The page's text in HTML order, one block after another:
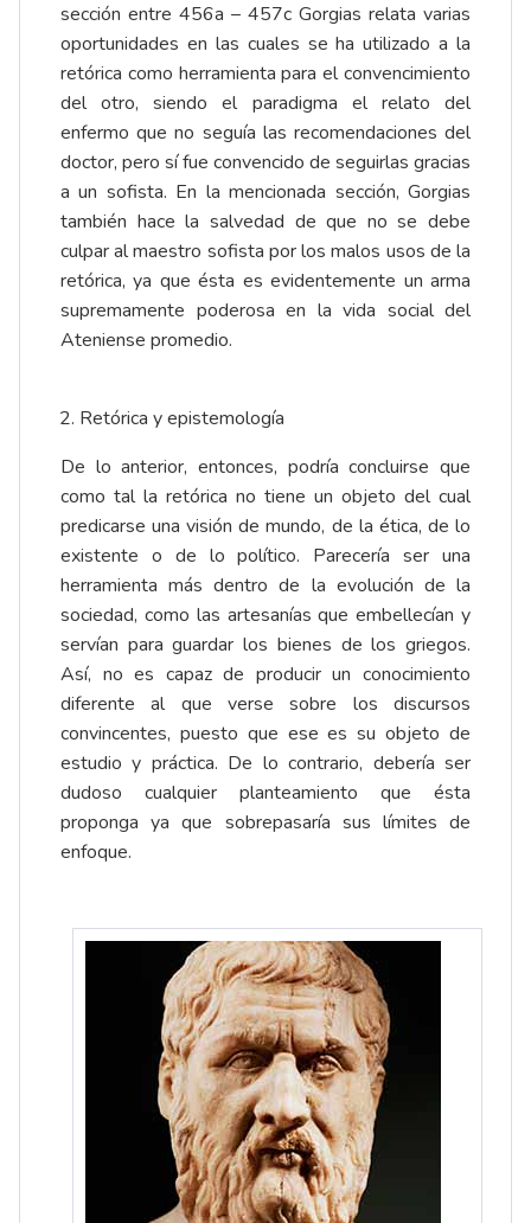
sección entre 456a – 457c Gorgias relata varias
oportunidades en las cuales se ha utilizado a la
retórica como herramienta para el convencimiento
del otro, siendo el paradigma el relato del
enfermo que no seguía las recomendaciones del
doctor, pero sí fue convencido de seguirlas gracias
a un sofista. En la mencionada sección, Gorgias
también hace la salvedad de que no se debe
culpar al maestro sofista por los malos usos de la
retórica, ya que ésta es evidentemente un arma
supremamente poderosa en la vida social del
Ateniense promedio.
Retórica y epistemología
De lo anterior, entonces, podría concluirse que
como tal la retórica no tiene un objeto del cual
predicarse una visión de mundo, de la ética, de lo
existente o de lo político. Parecería ser una
herramienta más dentro de la evolución de la
sociedad, como las artesanías que embellecían y
servían para guardar los bienes de los griegos.
Así, no es capaz de producir un conocimiento
diferente al que verse sobre los discursos
convincentes, puesto que ese es su objeto de
estudio y práctica. De lo contrario, debería ser
dudoso cualquier planteamiento que ésta
proponga ya que sobrepasaría sus límites de
enfoque.